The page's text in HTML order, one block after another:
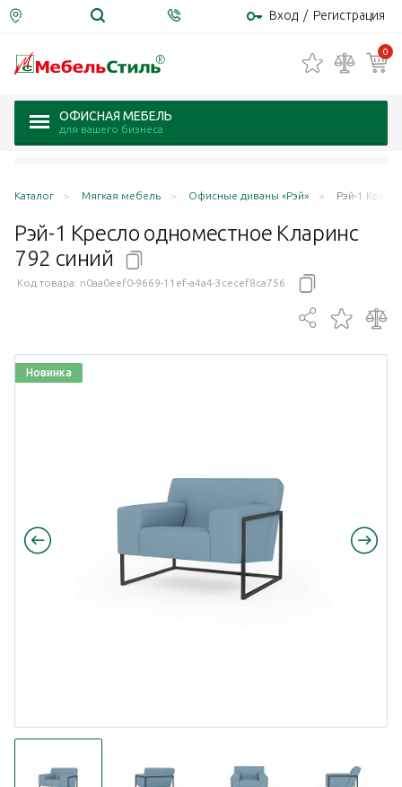
Вход / Регистрация
0
ОФИСНАЯ МЕБЕЛЬ
для вашего бизнеса
Каталог Мягкая мебель Офисные диваны «Рэй» Рэй-1
Рэй-1 Кресло одноместное Кларинс
792 синий
Код товара: n0aa0eef0-9669-11ef-a4a4-3cecef8ca756
Новинка